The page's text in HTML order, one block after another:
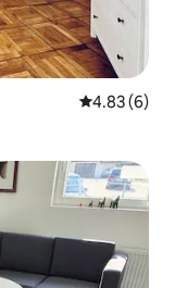
คะแนนเฉลี่ย
4.83 (6)